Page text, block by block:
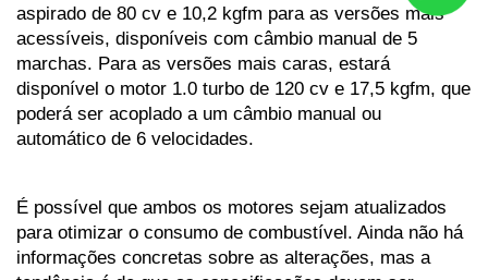
aspirado de 80 cv e 10,2 kgfm para as versões mais
acessíveis, disponíveis com câmbio manual de 5
marchas. Para as versões mais caras, estará
disponível o motor 1.0 turbo de 120 cv e 17,5 kgfm, que
poderá ser acoplado a um câmbio manual ou
automático de 6 velocidades.
É possível que ambos os motores sejam atualizados
para otimizar o consumo de combustível. Ainda não há
informações concretas sobre as alterações, mas a